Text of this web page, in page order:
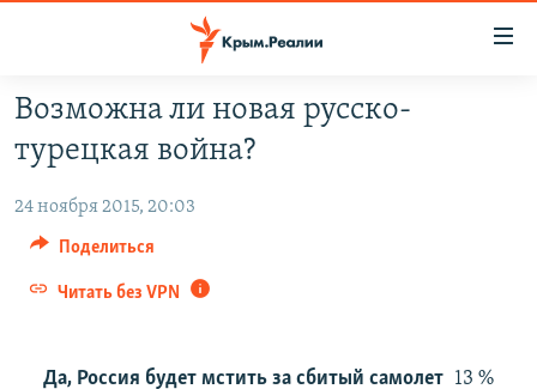
Вернуться
основному
Вернутся
навигации
СПЕЦПРОЕКТЫ
ГРУЗ 200
КАРТА ВОЕННЫХ ОБЪЕКТОВ КРЫМА
11 ЛЕТ ОККУПАЦИИ КРЫМА. 11 ИСТОРИЙ СОПРОТИВЛЕНИЯ
ВОДА
ИСТОРИЯ
ЕЩЕ
Возможна ли новая русско-
турецкая война?
24 ноября 2015, 20:03
Поделиться
Читать без VPN
Да, Россия будет мстить за сбитый самолет 13 %